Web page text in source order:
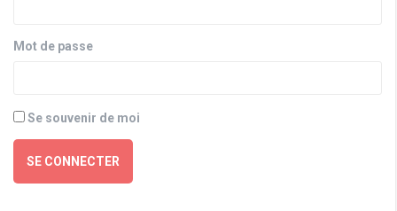
Mot de passe
Se souvenir de moi
SE CONNECTER